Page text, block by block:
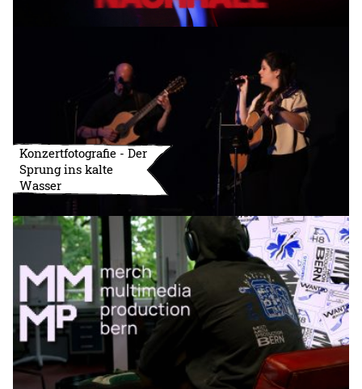
Konzertfotografie - Der
Sprung ins kalte
Wasser